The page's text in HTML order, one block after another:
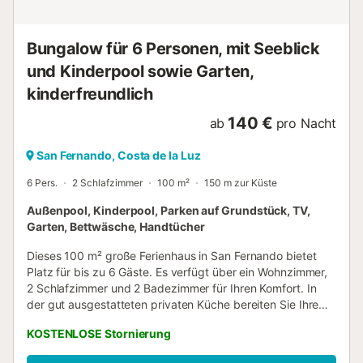
in der Ferienunterkunft - Dusche ...
Bungalow für 6 Personen, mit Seeblick
und Kinderpool sowie Garten,
kinderfreundlich
ab 140 € pro Nacht
San Fernando, Costa de la Luz
6 Pers. 2 Schlafzimmer 100 m² 150 m zur Küste
Außenpool, Kinderpool, Parken auf Grundstück, TV,
Garten, Bettwäsche, Handtücher
Dieses 100 m² große Ferienhaus in San Fernando bietet
Platz für bis zu 6 Gäste. Es verfügt über ein Wohnzimmer,
2 Schlafzimmer und 2 Badezimmer für Ihren Komfort. In
der gut ausgestatteten privaten Küche bereiten Sie Ihre
Heizung mit 3 Klimaanlagen (warm/kalt), eigener
Fernseher, eigene Waschmaschine, Self-Check-in und ein
KOSTENLOSE Stornierung